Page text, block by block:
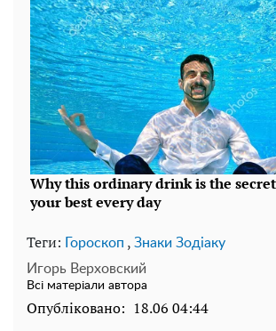
Теги: Гороскоп , Знаки Зодіаку
Игорь Верховский
Всі матеріали автора
Опубліковано: 18.06 04:44